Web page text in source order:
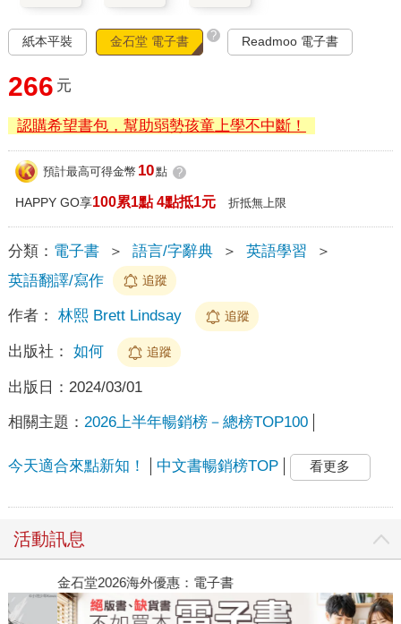
紙本平裝 金石堂 電子書 ? Readmoo 電子書
266 元
認購希望書包，幫助弱勢孩童上學不中斷！
預計最高可得金幣 10點 ?
HAPPY GO享100累1點 4點抵1元 折抵無上限
分類： 電子書 ＞ 語言/字辭典 ＞ 英語學習
＞
英語翻譯/寫作
追蹤
作者： 林熙 Brett Lindsay 追蹤
出版社： 如何 追蹤
出版日： 2024/03/01
相關主題： 2026上半年暢銷榜－總榜TOP100
今天適合來點新知！ 中文書暢銷榜TOP 看更多
活動訊息
金石堂2026海外優惠：電子書